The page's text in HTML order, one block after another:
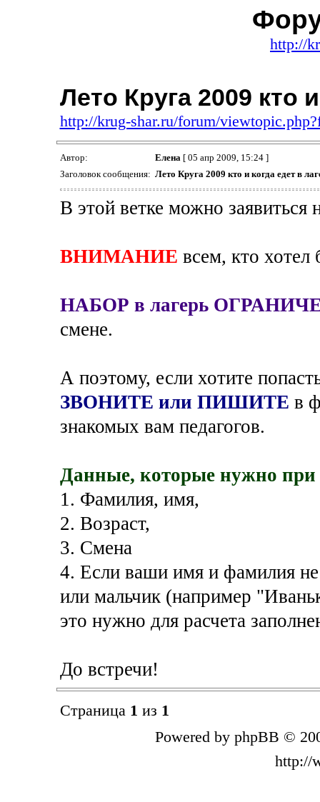
http://
Лето Круга 2009 кто
http://krug-shar.ru/forum/
Автор: Елена[ 05 апр 2009, 15:24 ]
Заголовок сообщения: Лето Круга 2009 кто и когда едет в
В этой ветке можно заявиться
ВНИМАНИЕ всем, кто хотел
НАБОР в лагерь
смене.
А поэтому, если хотите
ЗВОНИТЕ или ПИШИТЕ в
знакомых вам педагогов.
Данные, которые нужно
1. Фамилия, имя,
2. Возраст,
3. Смена
4. Если ваши имя и фамилия
или мальчик (например
это нужно для расчета
До встречи!
Страница 1 из 1
Powered by phpBB ©
http://